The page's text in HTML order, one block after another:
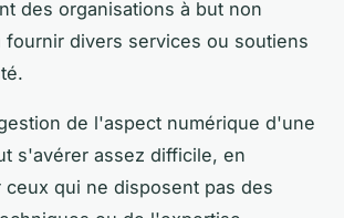
des organisations à but non
fournir divers services ou soutiens
de l'aspect numérique d'une
s'avérer assez difficile, en
ceux qui ne disposent pas des